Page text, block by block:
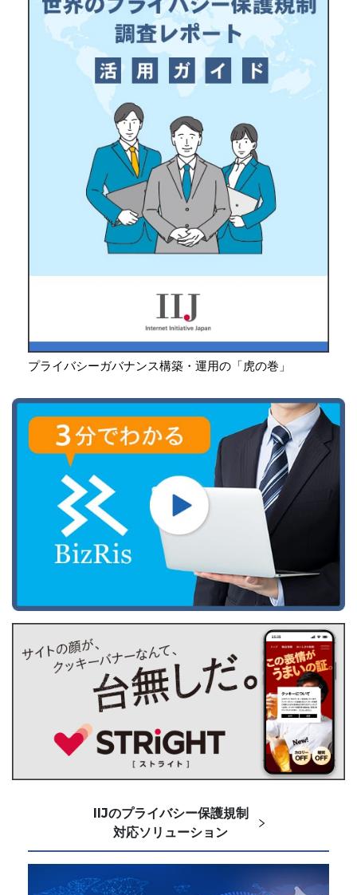
プライバシーガバナンス構築・運用の「虎の巻」
IIJのプライバシー保護規制
対応ソリューション